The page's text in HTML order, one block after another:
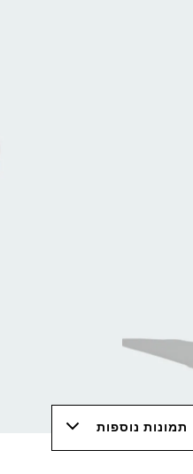
תמונות נוספות